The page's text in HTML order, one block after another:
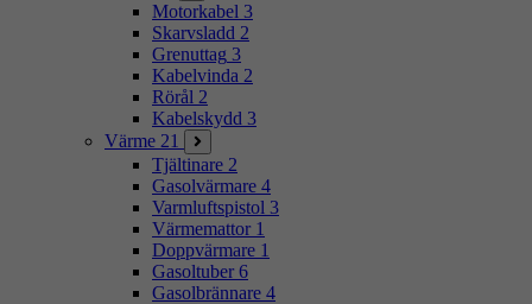
Motorkabel 3
Skarvsladd 2
Grenuttag 3
Kabelvinda 2
Rörål 2
Kabelskydd 3
Värme 21
Tjältinare 2
Gasolvärmare 4
Varmluftspistol 3
Värmemattor 1
Doppvärmare 1
Gasoltuber 6
Gasolbrännare 4